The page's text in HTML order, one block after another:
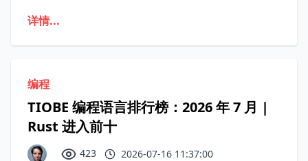
详情...
编程
TIOBE 编程语言排行榜：2026 年 7 月 |
Rust 进入前十
423 2026-07-16 11:37:00